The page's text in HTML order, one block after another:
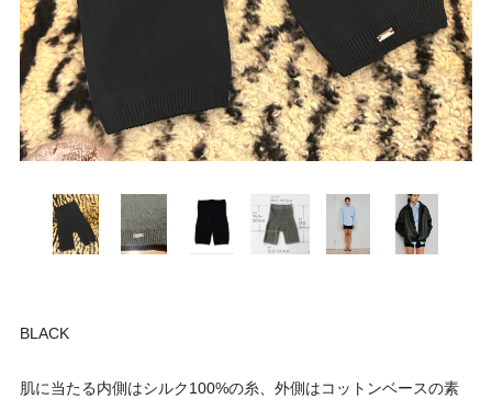
BLACK
肌に当たる内側はシルク100%の糸、外側はコットンベースの素